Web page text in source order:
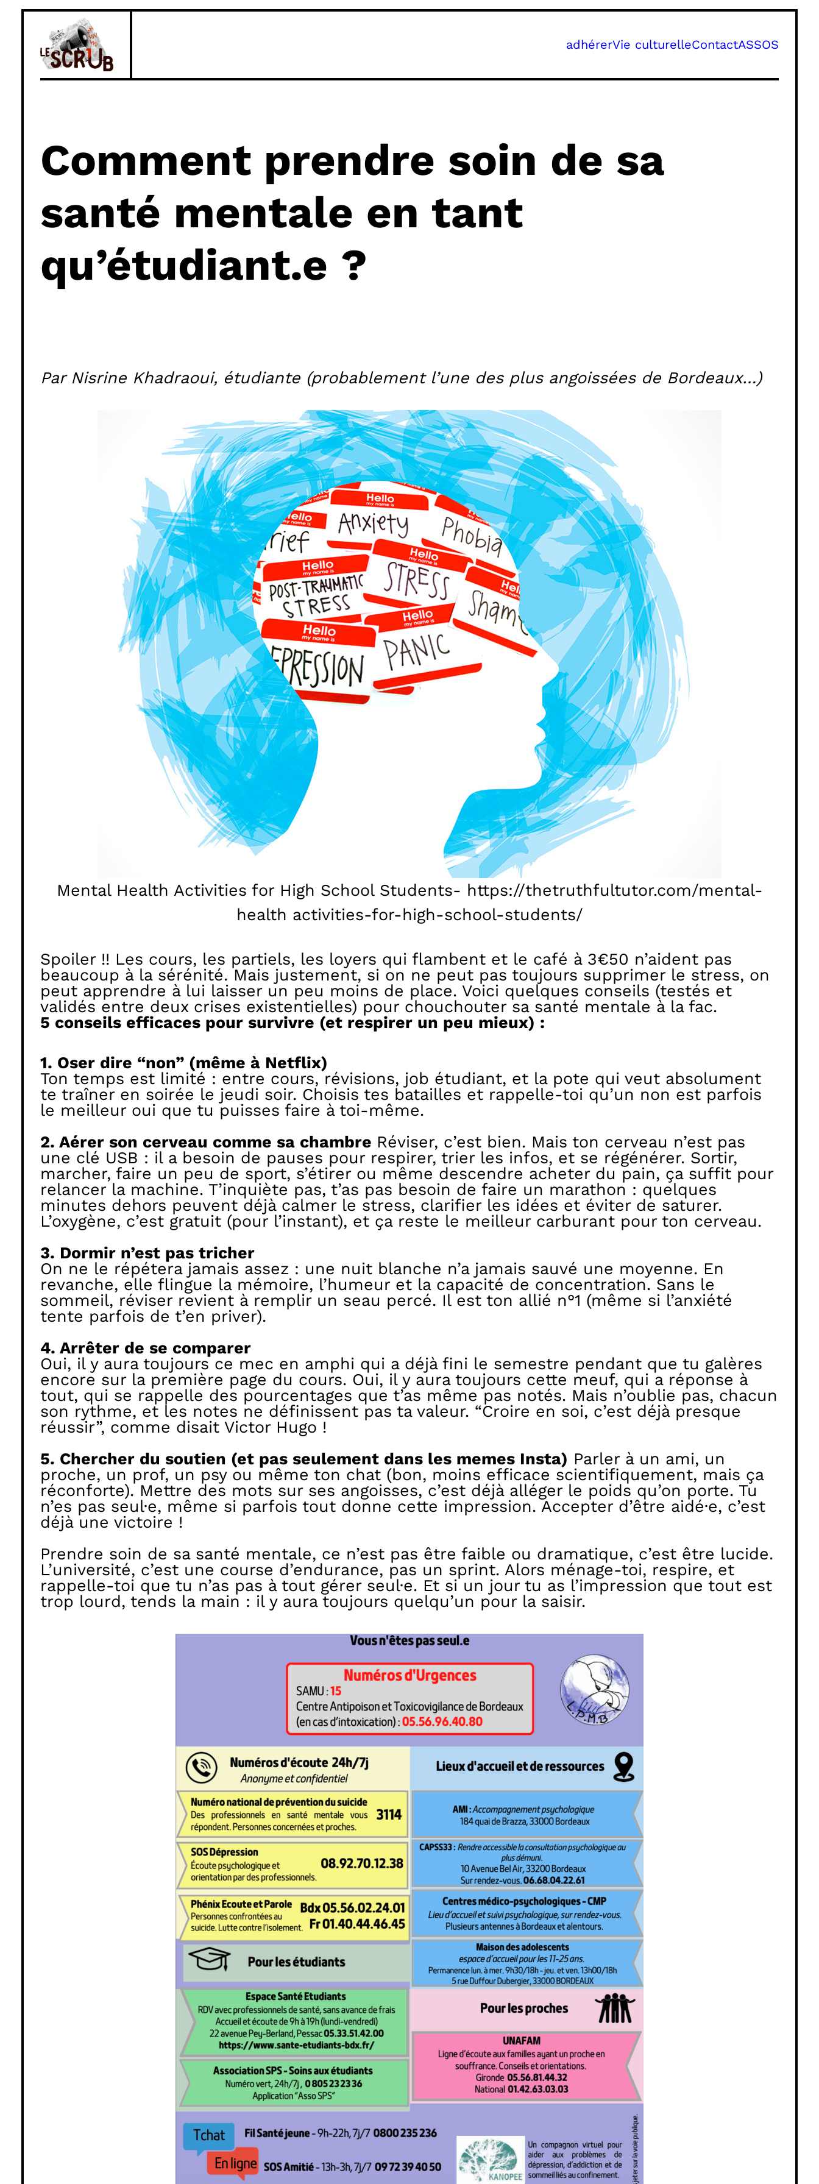
adhérerVie culturelleContactASSOS
Comment prendre soin de sa
santé mentale en tant
qu’étudiant.e ?
Par Nisrine Khadraoui, étudiante (probablement l’une des plus angoissées de Bordeaux…)
Mental Health Activities for High School Students- https://thetruthfultutor.com/mental-
health activities-for-high-school-students/
Spoiler !! Les cours, les partiels, les loyers qui flambent et le café à 3€50 n’aident pas
beaucoup à la sérénité. Mais justement, si on ne peut pas toujours supprimer le stress, on
peut apprendre à lui laisser un peu moins de place. Voici quelques conseils (testés et
validés entre deux crises existentielles) pour chouchouter sa santé mentale à la fac.
5 conseils efficaces pour survivre (et respirer un peu mieux) :
1. Oser dire “non” (même à Netflix)
Ton temps est limité : entre cours, révisions, job étudiant, et la pote qui veut absolument
te traîner en soirée le jeudi soir. Choisis tes batailles et rappelle-toi qu’un non est parfois
le meilleur oui que tu puisses faire à toi-même.
2. Aérer son cerveau comme sa chambre Réviser, c’est bien. Mais ton cerveau n’est pas
une clé USB : il a besoin de pauses pour respirer, trier les infos, et se régénérer. Sortir,
marcher, faire un peu de sport, s’étirer ou même descendre acheter du pain, ça suffit pour
relancer la machine. T’inquiète pas, t’as pas besoin de faire un marathon : quelques
minutes dehors peuvent déjà calmer le stress, clarifier les idées et éviter de saturer.
L’oxygène, c’est gratuit (pour l’instant), et ça reste le meilleur carburant pour ton cerveau.
3. Dormir n’est pas tricher
On ne le répétera jamais assez : une nuit blanche n’a jamais sauvé une moyenne. En
revanche, elle flingue la mémoire, l’humeur et la capacité de concentration. Sans le
sommeil, réviser revient à remplir un seau percé. Il est ton allié n°1 (même si l’anxiété
tente parfois de t’en priver).
4. Arrêter de se comparer
Oui, il y aura toujours ce mec en amphi qui a déjà fini le semestre pendant que tu galères
encore sur la première page du cours. Oui, il y aura toujours cette meuf, qui a réponse à
tout, qui se rappelle des pourcentages que t’as même pas notés. Mais n’oublie pas, chacun
son rythme, et les notes ne définissent pas ta valeur. “Croire en soi, c’est déjà presque
réussir”, comme disait Victor Hugo !
5. Chercher du soutien (et pas seulement dans les memes Insta) Parler à un ami, un
proche, un prof, un psy ou même ton chat (bon, moins efficace scientifiquement, mais ça
réconforte). Mettre des mots sur ses angoisses, c’est déjà alléger le poids qu’on porte. Tu
n’es pas seul·e, même si parfois tout donne cette impression. Accepter d’être aidé·e, c’est
déjà une victoire !
Prendre soin de sa santé mentale, ce n’est pas être faible ou dramatique, c’est être lucide.
L’université, c’est une course d’endurance, pas un sprint. Alors ménage-toi, respire, et
rappelle-toi que tu n’as pas à tout gérer seul·e. Et si un jour tu as l’impression que tout est
trop lourd, tends la main : il y aura toujours quelqu’un pour la saisir.